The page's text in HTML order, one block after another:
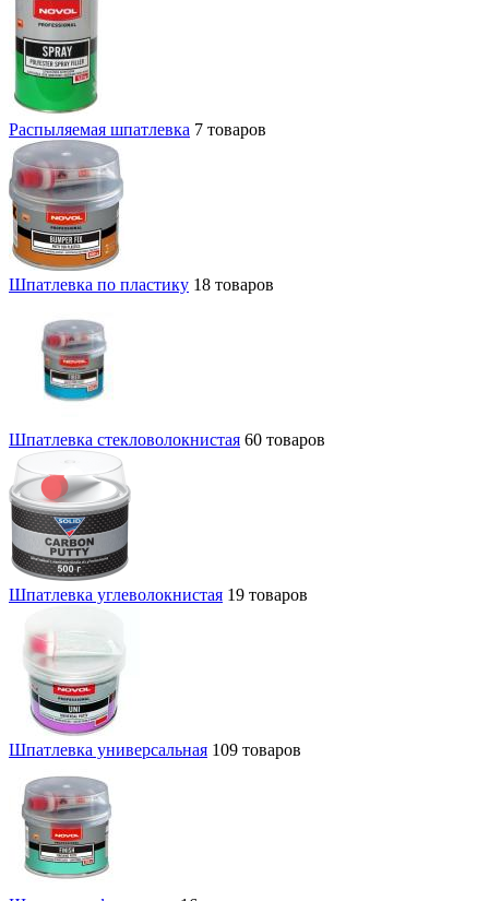
Распыляемая шпатлевка 7 товаров
Шпатлевка по пластику 18 товаров
Шпатлевка стекловолокнистая 60 товаров
Шпатлевка углеволокнистая 19 товаров
Шпатлевка универсальная 109 товаров